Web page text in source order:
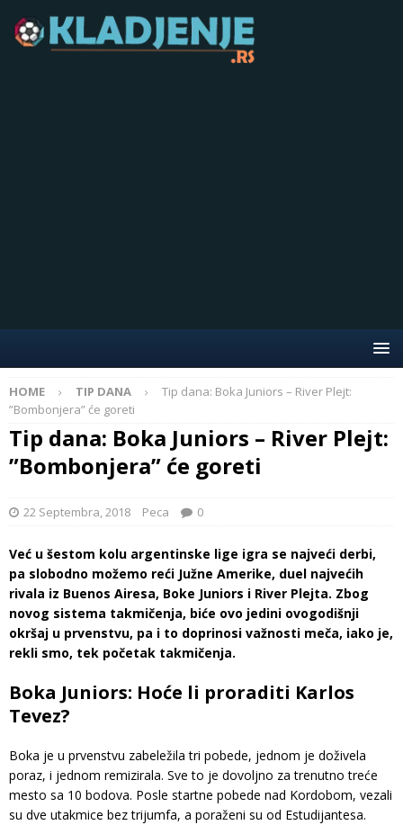
HOME TIP DANA
Tip dana: Boka Juniors – River Plejt:
”Bombonjera” će goreti
Tip dana: Boka Juniors – River Plejt:
”Bombonjera” će goreti
22 Septembra, 2018 Peca 0
Već u šestom kolu argentinske lige igra se najveći derbi,
pa slobodno možemo reći Južne Amerike, duel najvećih
rivala iz Buenos Airesa, Boke Juniors i River Plejta. Zbog
novog sistema takmičenja, biće ovo jedini ovogodišnji
okršaj u prvenstvu, pa i to doprinosi važnosti meča, iako je,
rekli smo, tek početak takmičenja.
Boka Juniors: Hoće li proraditi Karlos
Tevez?
Boka je u prvenstvu zabeležila tri pobede, jednom je doživela
poraz, i jednom remizirala. Sve to je dovoljno za trenutno treće
mesto sa 10 bodova. Posle startne pobede nad Kordobom, vezali
su dve utakmice bez trijumfa, a poraženi su od Estudijantesa.